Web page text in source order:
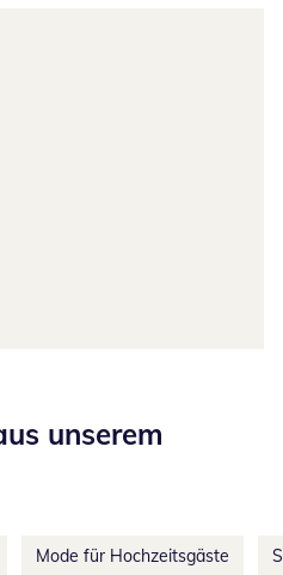
unserem
Mode für Hochzeitsgäste